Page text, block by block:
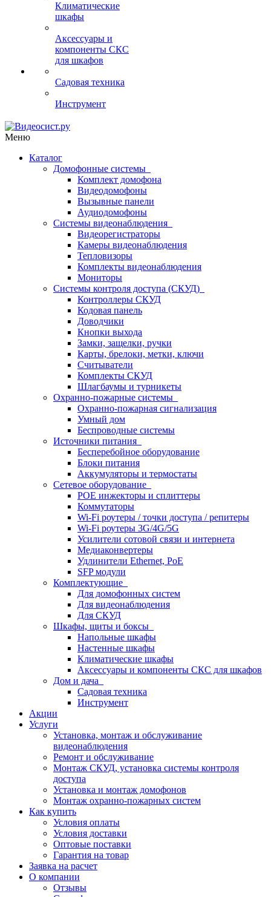
Климатические
шкафы
Аксессуары и
компоненты СКС
для шкафов
Садовая техника
Инструмент
Меню
Каталог
Домофонные системы
Комплект домофона
Видеодомофоны
Вызывные панели
Аудиодомофоны
Системы видеонаблюдения
Видеорегистраторы
Камеры видеонаблюдения
Тепловизоры
Комплекты видеонаблюдения
Мониторы
Системы контроля доступа (СКУД)
Контроллеры СКУД
Кодовая панель
Доводчики
Кнопки выхода
Замки, защелки, ручки
Карты, брелоки, метки, ключи
Считыватели
Комплекты СКУД
Шлагбаумы и турникеты
Охранно-пожарные системы
Охранно-пожарная сигнализация
Умный дом
Беспроводные системы
Источники питания
Бесперебойное оборудование
Блоки питания
Аккумуляторы и термостаты
Сетевое оборудование
POE инжекторы и сплиттеры
Коммутаторы
Wi-Fi роутеры / точки доступа / репитеры
Wi-Fi роутеры 3G/4G/5G
Усилители сотовой связи и интернета
Медиаконвертеры
Удлинители Ethernet, PoE
SFP модули
Комплектующие
Для домофонных систем
Для видеонаблюдения
Для СКУД
Шкафы, щиты и боксы
Напольные шкафы
Настенные шкафы
Климатические шкафы
Аксессуары и компоненты СКС для шкафов
Дом и дача
Садовая техника
Инструмент
Акции
Услуги
Установка, монтаж и обслуживание
видеонаблюдения
Ремонт и обслуживание
Монтаж СКУД, установка системы контроля
доступа
Установка и монтаж домофонов
Монтаж охранно-пожарных систем
Как купить
Условия оплаты
Условия доставки
Оптовые поставки
Гарантия на товар
Заявка на расчет
О компании
Отзывы